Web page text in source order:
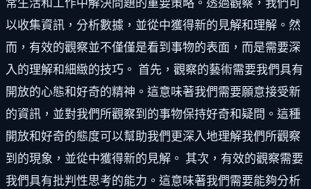
常生活和工作中解決問題的重要策略。透過觀察，我們可
以收集資訊，分析數據，並從中獲得新的見解和理解。然
而，有效的觀察並不僅僅是看到事物的表面，而是需要深
入的理解和細緻的技巧。 首先，觀察的藝術需要我們具有
開放的心態和好奇的精神。這意味著我們需要願意接受新
的資訊，並對我們所觀察到的事物保持好奇和疑問。這種
開放和好奇的態度可以幫助我們更深入地理解我們所觀察
到的現象，並從中獲得新的見解。 其次，有效的觀察需要
我們具有批判性思考的能力。這意味著我們需要能夠分析